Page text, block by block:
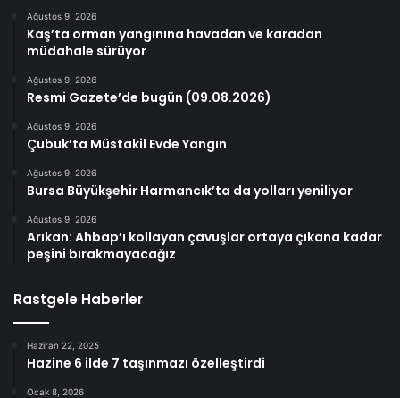
Ağustos 9, 2026
Kaş’ta orman yangınına havadan ve karadan
müdahale sürüyor
Ağustos 9, 2026
Resmi Gazete’de bugün (09.08.2026)
Ağustos 9, 2026
Çubuk’ta Müstakil Evde Yangın
Ağustos 9, 2026
Bursa Büyükşehir Harmancık’ta da yolları yeniliyor
Ağustos 9, 2026
Arıkan: Ahbap’ı kollayan çavuşlar ortaya çıkana kadar
peşini bırakmayacağız
Rastgele Haberler
Haziran 22, 2025
Hazine 6 ilde 7 taşınmazı özelleştirdi
Ocak 8, 2026